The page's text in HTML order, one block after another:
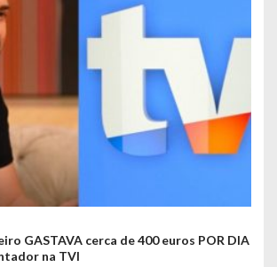
GASTAVA cerca de 400 euros POR DIA
na TVI